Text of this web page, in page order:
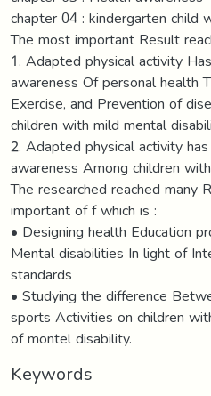
chapter 04 : kindergarten child
The most important Result
1. Adapted physical activity
awareness Of personal health
Exercise, and Prevention of
children with mild mental
2. Adapted physical activity
awareness Among children
The researched reached many
important of f which is :
• Designing health Education
Mental disabilities In light of
standards
• Studying the difference
sports Activities on children
of montel disability.
Keywords